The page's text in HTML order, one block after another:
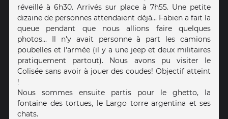
réveillé à 6h30. Arrivés sur place à 7h55. Une petite
dizaine de personnes attendaient déjà... Fabien a fait la
queue pendant que nous allions faire quelques
photos... Il n'y avait personne à part les camions
poubelles et l'armée (il y a une jeep et deux militaires
pratiquement partout). Nous avons pu visiter le
Colisée sans avoir à jouer des coudes! Objectif atteint
!
Nous sommes ensuite partis pour le ghetto, la
fontaine des tortues, le Largo torre argentina et ses
chats.